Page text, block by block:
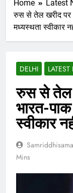
Home
Latest
रुस से तेल खरीद पर
मध्यस्थता स्वीकार
DELHI
रुस से तेल
भारत-
स्वीकार
Mins